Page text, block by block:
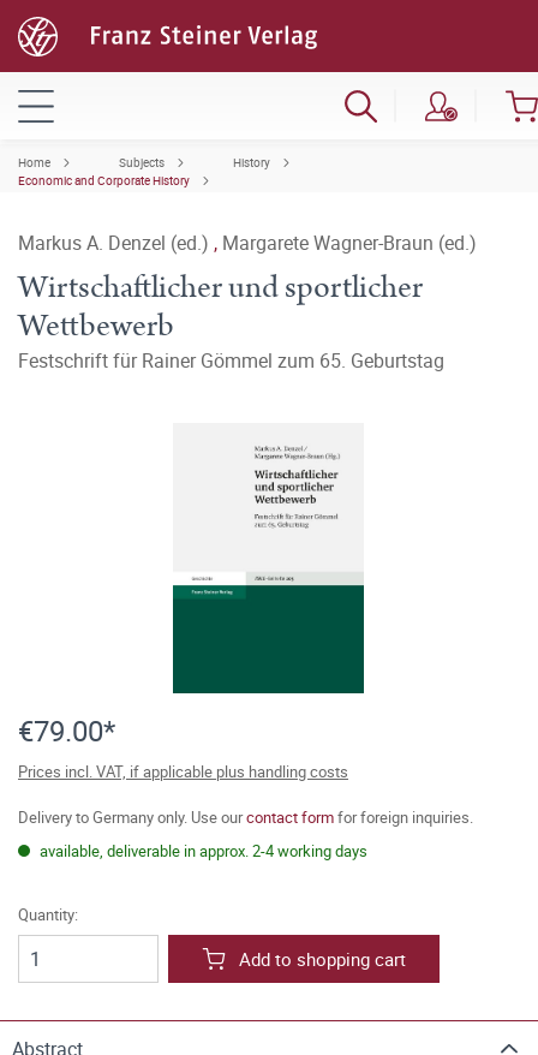
Home Subjects
History
Economic and Corporate History
Markus A. Denzel (ed.) , Margarete Wagner-Braun (ed.)
Wirtschaftlicher und sportlicher
Wettbewerb
Festschrift für Rainer Gömmel zum 65. Geburtstag
€79.00*
Prices incl. VAT, if applicable plus handling costs
Delivery to Germany only. Use ourcontact formfor foreign inquiries.
available, deliverable in approx. 2-4 working days
Quantity:
Add to shopping cart
Abstract